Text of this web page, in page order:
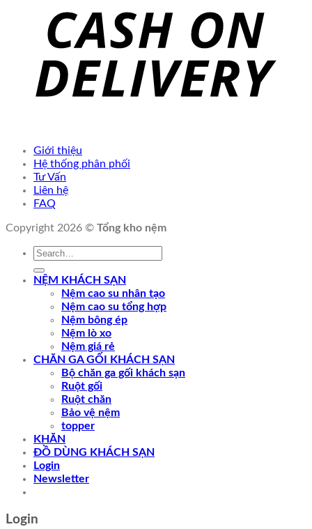
Giới thiệu
Hệ thống phân phối
Tư Vấn
Liên hệ
FAQ
Copyright 2026 © Tổng kho nệm
Search
for:
NỆM KHÁCH SẠN
Nệm cao su nhân tạo
Nệm cao su tổng hợp
Nệm bông ép
Nệm lò xo
Nệm giá rẻ
CHĂN GA GỐI KHÁCH SẠN
Bộ chăn ga gối khách sạn
Ruột gối
Ruột chăn
Bảo vệ nệm
topper
KHĂN
ĐỒ DÙNG KHÁCH SẠN
Login
Newsletter
Login